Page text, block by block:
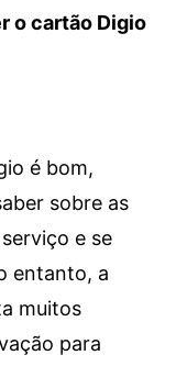
o cartão Digio
é bom,
sobre as
e se
entanto, a
muitos
para